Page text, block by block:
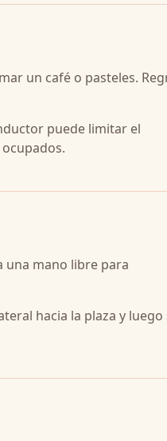
un café o pasteles.
puede limitar el
una mano libre para
hacia la plaza y luego